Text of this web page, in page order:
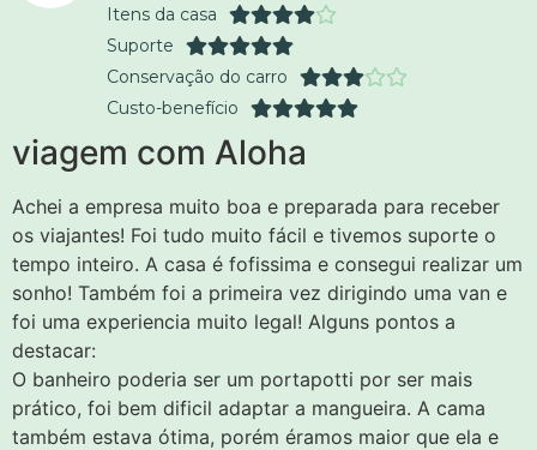
Itens da casa
Suporte
Conservação do carro
Custo-benefício
viagem com Aloha
Achei a empresa muito boa e preparada para receber
os viajantes! Foi tudo muito fácil e tivemos suporte o
tempo inteiro. A casa é fofissima e consegui realizar um
sonho! Também foi a primeira vez dirigindo uma van e
foi uma experiencia muito legal! Alguns pontos a
destacar:
O banheiro poderia ser um portapotti por ser mais
prático, foi bem dificil adaptar a mangueira. A cama
também estava ótima, porém éramos maior que ela e